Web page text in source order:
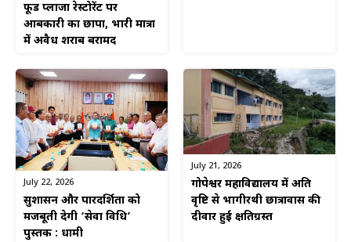
फूड प्लाजा रेस्टोरेंट पर
आबकारी का छापा, भारी मात्रा
में अवैध शराब बरामद
July 22, 2026
सुशासन और पारदर्शिता को
मजबूती देगी ‘सेवा विधि’
पुस्तक : धामी
July 21, 2026
गोपेश्वर महाविद्यालय में अति
वृष्टि से भागीरथी छात्रावास की
दीवार हुई क्षतिग्रस्त